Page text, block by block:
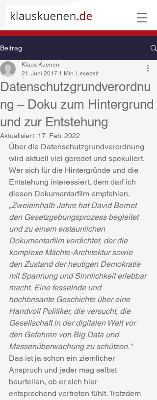
Beitrag
Datenschutzgrundverordnu
ng – Doku zum Hintergrund
und zur Entstehung
Klaus Kuenen
21. Juni 2017 1 Min. Lesezeit
Aktualisiert: 17. Feb. 2022
Über die Datenschutzgrundverordnung
wird aktuell viel geredet und spekuliert.
Wer sich für die Hintergründe und die
Entstehung interessiert, dem darf ich
diesen Dokumentarfilm empfehlen.
„Zweieinhalb Jahre hat David Bernet
den Gesetzgebungsprozess begleitet
und zu einem erstaunlichen
Dokumentarfilm verdichtet, der die
komplexe Mächte-Architektur sowie
den Zustand der heutigen Demokratie
mit Spannung und Sinnlichkeit erlebbar
macht. Eine fesselnde und
hochbrisante Geschichte über eine
Handvoll Politiker, die versucht, die
Gesellschaft in der digitalen Welt vor
den Gefahren von Big Data und
Massenüberwachung zu schützen.“
Das ist ja schon ein ziemlicher
Anspruch und jeder mag selbst
beurteilen, ob er sich hier
entsprechend vertreten fühlt. Trotzdem